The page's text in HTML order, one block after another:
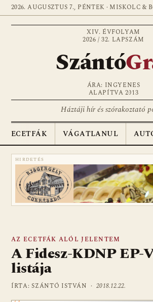
2026. AUGUSZTUS 7., PÉNTEK · MISKOLC &
XIV. ÉVFOLYAM
2026 / 32. LAPSZÁM
Szántó
ÁRA: INGYENES
ALAPÍTVA 2013
Háztáji hír és szórakoztató
ECETFÁK VÁGATLANUL
HIRDETÉS
AZ ECETFÁK ALÓL JELENTEM
A Fidesz-KDNP EP-
listája
ÍRTA: SZÁNTÓ ISTVÁN ·2018.12.22.